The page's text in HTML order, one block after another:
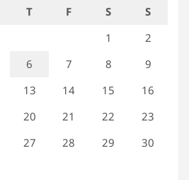
T F S
S
1
2
6 7 8
9
13 14 15
16
20 21 22
23
27 28 29
30